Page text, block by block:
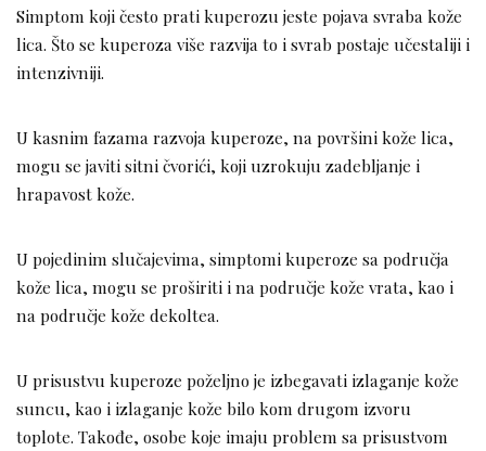
Simptom koji često prati kuperozu jeste pojava svraba kože
lica. Što se kuperoza više razvija to i svrab postaje učestaliji i
intenzivniji.
U kasnim fazama razvoja kuperoze, na površini kože lica,
mogu se javiti sitni čvorići, koji uzrokuju zadebljanje i
hrapavost kože.
U pojedinim slučajevima, simptomi kuperoze sa područja
kože lica, mogu se proširiti i na područje kože vrata, kao i
na područje kože dekoltea.
U prisustvu kuperoze poželjno je izbegavati izlaganje kože
suncu, kao i izlaganje kože bilo kom drugom izvoru
toplote. Takođe, osobe koje imaju problem sa prisustvom